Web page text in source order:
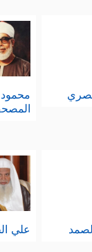
علي